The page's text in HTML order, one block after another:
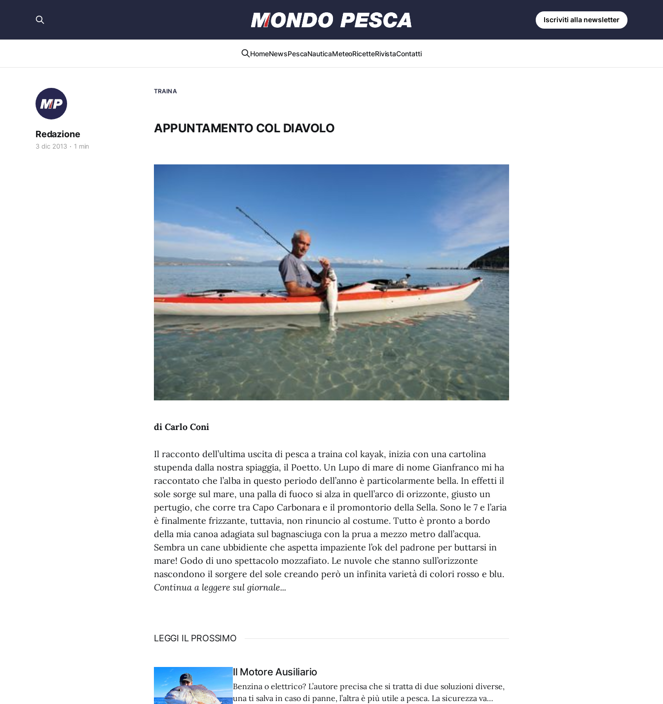
HomeNewsPescaNauticaMeteoRicetteRivistaContatti
Iscriviti alla newsletter
TRAINA
APPUNTAMENTO COL DIAVOLO
Redazione
3 dic 2013 1 min
di Carlo Coni
Il racconto dell’ultima uscita di pesca a traina col kayak, inizia con una cartolina
stupenda dalla nostra spiaggia, il Poetto. Un Lupo di mare di nome Gianfranco mi ha
raccontato che l’alba in questo periodo dell’anno è particolarmente bella. In effetti il
sole sorge sul mare, una palla di fuoco si alza in quell’arco di orizzonte, giusto un
pertugio, che corre tra Capo Carbonara e il promontorio della Sella. Sono le 7 e l’aria
è finalmente frizzante, tuttavia, non rinuncio al costume. Tutto è pronto a bordo
della mia canoa adagiata sul bagnasciuga con la prua a mezzo metro dall’acqua.
Sembra un cane ubbidiente che aspetta impaziente l’ok del padrone per buttarsi in
mare! Godo di uno spettacolo mozzafiato. Le nuvole che stanno sull’orizzonte
nascondono il sorgere del sole creando però un infinita varietà di colori rosso e blu.
Continua a leggere sul giornale...
LEGGI IL PROSSIMO
Il Motore Ausiliario
Benzina o elettrico? L’autore precisa che si tratta di due soluzioni diverse,
una ti salva in caso di panne, l’altra è più utile a pesca. La sicurezza va